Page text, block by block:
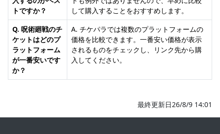
トですか？
して購入することをおすすめします。
Q. 呪術廻戦のチ
ケットはどのプ
ラットフォーム
が一番安いです
か？
A. チケパラでは複数のプラットフォームの
価格を比較できます。一番安い価格が表示
されるものをチェックし、リンク先から購
入してください。
最終更新日26/8/9 14:01